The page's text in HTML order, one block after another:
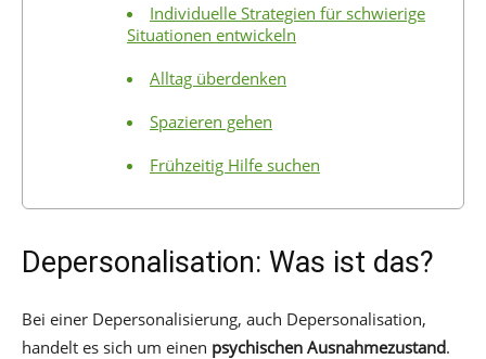
Individuelle Strategien für schwierige
Situationen entwickeln
Alltag überdenken
Spazieren gehen
Frühzeitig Hilfe suchen
Depersonalisation: Was ist das?
Bei einer Depersonalisierung, auch Depersonalisation,
handelt es sich um einen psychischen Ausnahmezustand.